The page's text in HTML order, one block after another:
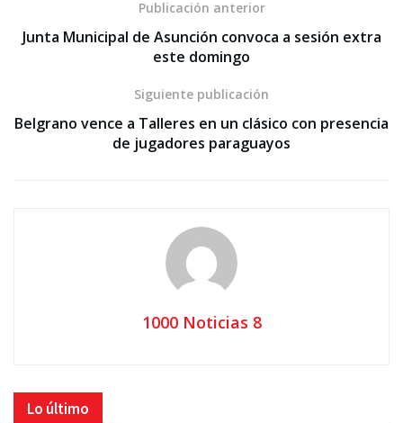
Publicación anterior
Junta Municipal de Asunción convoca a sesión extra
este domingo
Siguiente publicación
Belgrano vence a Talleres en un clásico con presencia
de jugadores paraguayos
1000 Noticias 8
Lo último